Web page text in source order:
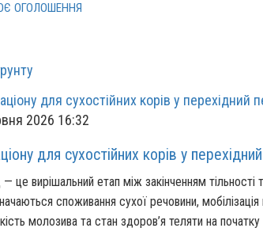
ОГОЛОШЕННЯ
2026 16:32
для сухостійних корів у
це вирішальний етап між закінченням тільності
споживання сухої речовини,
молозива та стан здоров’я теляти на